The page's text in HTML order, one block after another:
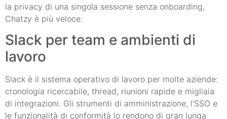
la privacy di una singola sessione senza onboarding,
Chatzy è più veloce.
Slack per team e ambienti di
lavoro
Slack è il sistema operativo di lavoro per molte aziende:
cronologia ricercabile, thread, riunioni rapide e migliaia
di integrazioni. Gli strumenti di amministrazione, l'SSO e
le funzionalità di conformità lo rendono di gran lunga